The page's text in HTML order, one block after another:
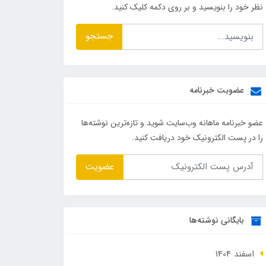
نظر خود را بنویسید و بر روی دکمه کلیک کنید.
جستجو
عضویت خبرنامه
عضو خبرنامه ماهانه وب‌سایت شوید و تازه‌ترین نوشته‌ها
را در پست الکترونیک خود دریافت کنید.
عضویت
بایگانی نوشته‌ها
اسفند 1404